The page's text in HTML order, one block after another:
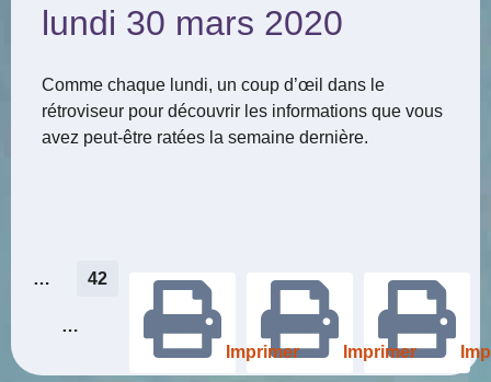
lundi 30 mars 2020
Comme chaque lundi, un coup d’œil dans le
rétroviseur pour découvrir les informations que vous
avez peut-être ratées la semaine dernière.
Pagination
des
publications
Imprimer
…
Imprimer
42
…